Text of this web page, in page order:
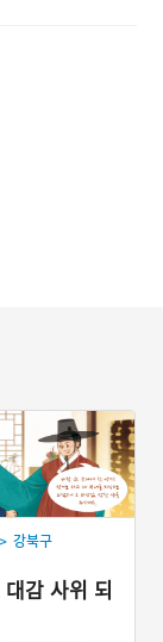
> 강북구
감 사위 되